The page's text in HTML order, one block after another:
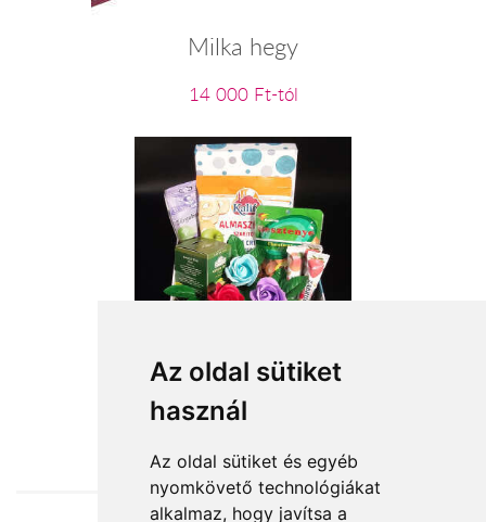
Az oldal sütiket
használ
Az oldal sütiket és egyéb
nyomkövető technológiákat
alkalmaz, hogy javítsa a
Milka hegy
14 000 Ft-tól
VEGA ajándék csomag
14 000 Ft-tól